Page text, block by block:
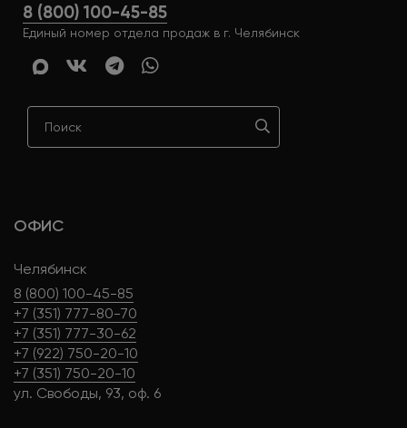
8 (800) 100-45-85
Единый номер отдела продаж в г. Челябинск
ОФИС
Челябинск
8 (800) 100-45-85
+7 (351) 777-80-70
+7 (351) 777-30-62
+7 (922) 750-20-10
+7 (351) 750-20-10
ул. Свободы, 93, оф. 6